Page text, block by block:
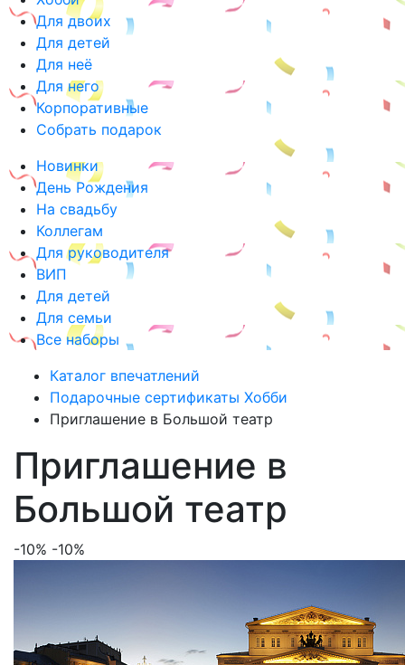
Для двоих
Для детей
Для неё
Для него
Корпоративные
Собрать подарок
Новинки
День Рождения
На свадьбу
Коллегам
Для руководителя
ВИП
Для детей
Для семьи
Все наборы
Каталог впечатлений
Подарочные сертификаты Хобби
Приглашение в Большой театр
Приглашение в
Большой театр
-10% -10%